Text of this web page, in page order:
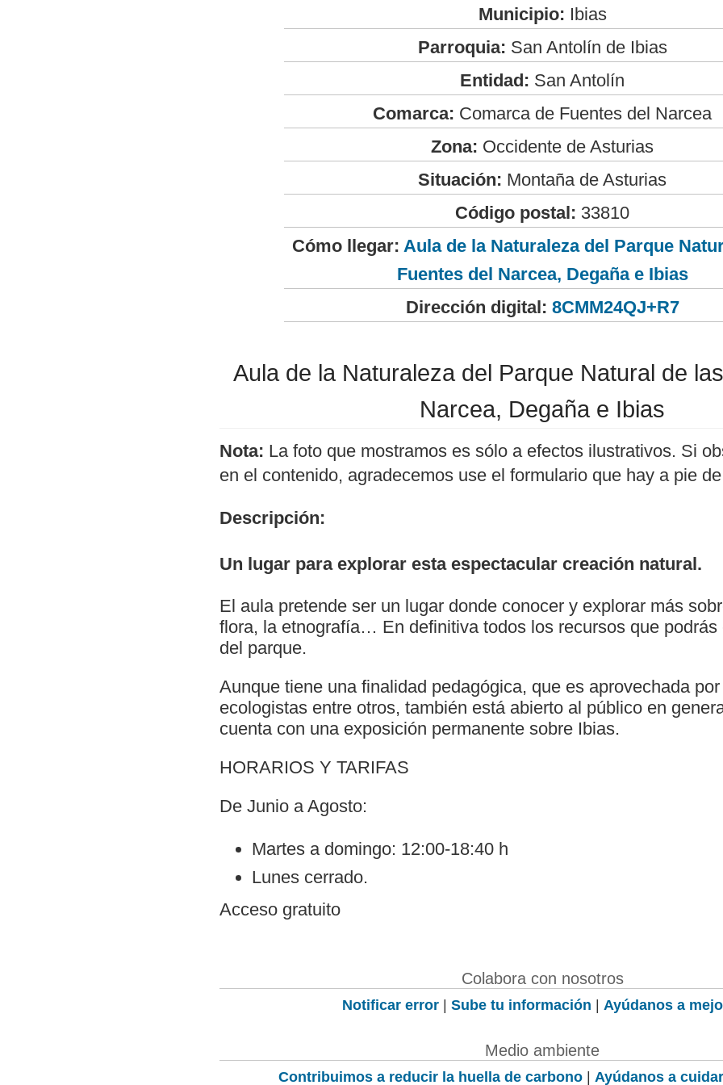
Municipio: Ibias
Parroquia: San Antolín de Ibias
Entidad: San Antolín
Comarca: Comarca de Fuentes del Narcea
Zona: Occidente de Asturias
Situación: Montaña de Asturias
Código postal: 33810
Cómo llegar: Aula de la Naturaleza del Parque
Fuentes del Narcea, Degaña e Ibias
Dirección digital: 8CMM24QJ+R7
Aula de la Naturaleza del Parque Natural de
Narcea, Degaña e Ibias
Nota: La foto que mostramos es sólo a efectos ilustrativos. Si
en el contenido, agradecemos use el formulario que hay a pie
Descripción:
Un lugar para explorar esta espectacular creación natural.
El aula pretende ser un lugar donde conocer y explorar más
flora, la etnografía… En definitiva todos los recursos que podrás
del parque.
Aunque tiene una finalidad pedagógica, que es aprovechada
ecologistas entre otros, también está abierto al público en
cuenta con una exposición permanente sobre Ibias.
HORARIOS Y TARIFAS
De Junio a Agosto:
Martes a domingo: 12:00-18:40 h
Lunes cerrado.
Acceso gratuito
Colabora con nosotros
Notificar error | Sube tu información | Ayúdanos a
Medio ambiente
Contribuimos a reducir la huella de carbono | Ayúdanos a